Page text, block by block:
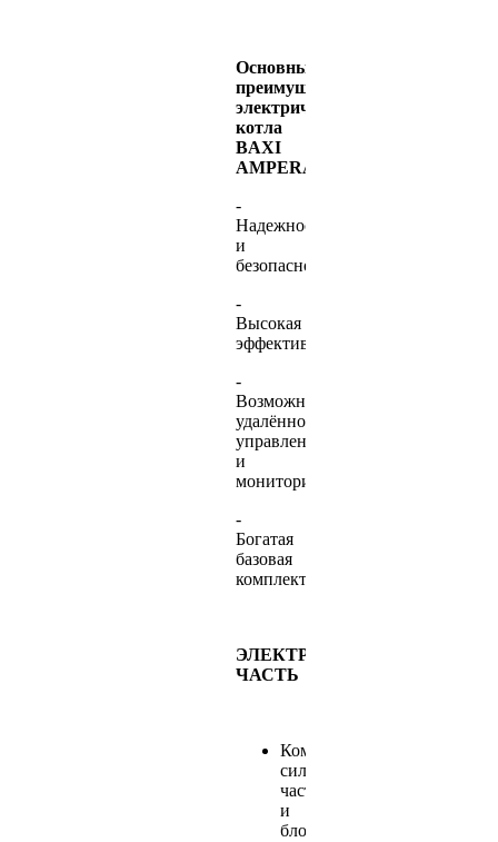
Основные
преимущества
электрического
котла
BAXI
AMPERA:
-
Надежность
и
безопасность
-
Высокая
эффективность
-
Возможность
удалённого
управления
и
мониторинга
-
Богатая
базовая
комплектация
ЭЛЕКТРИЧЕСКАЯ
ЧАСТЬ
Коммутационная,
силовая
часть
и
блок